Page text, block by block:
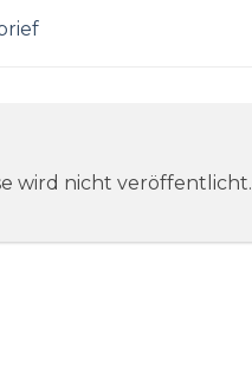
wird nicht veröffentlicht.